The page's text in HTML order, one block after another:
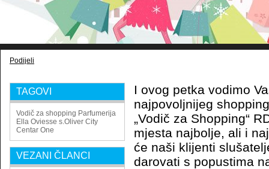
Podijeli
TAGOVI
Vodič za shopping Parfumerija
Ella Oviesse s.Oliver City
Centar One
VEZANI ČLANCI
I ovog petka vodimo
najpovoljnijeg
„Vodič za Shopping“
mjesta najbolje, ali i
će naši klijenti
darovati s popustima